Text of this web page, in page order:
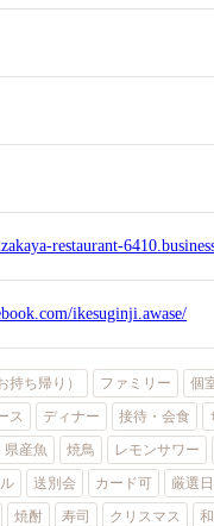
restaurant-
ikesuginji.awase/
持ち帰り） ファミリー 個
ス
ディナー 接待・会食
県産魚 焼鳥 レモンサワー
送別会 カード可 厳選
焼酎 寿司 クリスマス